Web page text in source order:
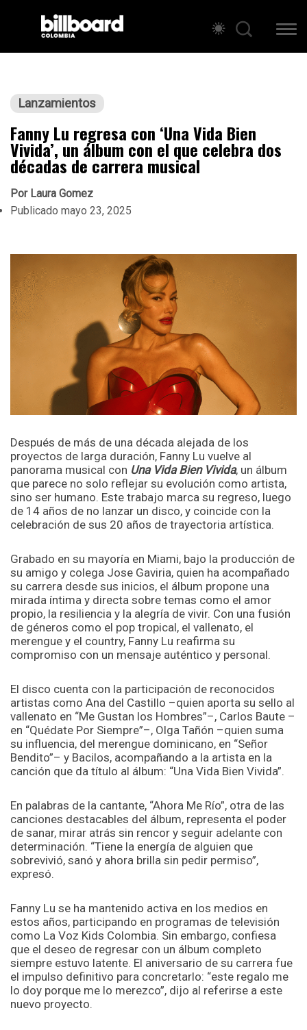
Lanzamientos
Fanny Lu regresa con ‘Una Vida Bien
Vivida’, un álbum con el que celebra dos
décadas de carrera musical
PorLaura Gomez
Publicado mayo 23, 2025
Después de más de una década alejada de los
proyectos de larga duración, Fanny Lu vuelve al
panorama musical con Una Vida Bien Vivida, un álbum
que parece no solo reflejar su evolución como artista,
sino ser humano. Este trabajo marca su regreso, luego
de 14 años de no lanzar un disco, y coincide con la
celebración de sus 20 años de trayectoria artística.
Grabado en su mayoría en Miami, bajo la producción de
su amigo y colega Jose Gaviria, quien ha acompañado
su carrera desde sus inicios, el álbum propone una
mirada íntima y directa sobre temas como el amor
propio, la resiliencia y la alegría de vivir. Con una fusión
de géneros como el pop tropical, el vallenato, el
merengue y el country, Fanny Lu reafirma su
compromiso con un mensaje auténtico y personal.
El disco cuenta con la participación de reconocidos
artistas como Ana del Castillo –quien aporta su sello al
vallenato en “Me Gustan los Hombres”–, Carlos Baute –
en “Quédate Por Siempre”–, Olga Tañón –quien suma
su influencia, del merengue dominicano, en “Señor
Bendito”– y Bacilos, acompañando a la artista en la
canción que da título al álbum: “Una Vida Bien Vivida”.
En palabras de la cantante, “Ahora Me Río”, otra de las
canciones destacables del álbum, representa el poder
de sanar, mirar atrás sin rencor y seguir adelante con
determinación. “Tiene la energía de alguien que
sobrevivió, sanó y ahora brilla sin pedir permiso”,
expresó.
Fanny Lu se ha mantenido activa en los medios en
estos años, participando en programas de televisión
como La Voz Kids Colombia. Sin embargo, confiesa
que el deseo de regresar con un álbum completo
siempre estuvo latente. El aniversario de su carrera fue
el impulso definitivo para concretarlo: “este regalo me
lo doy porque me lo merezco”, dijo al referirse a este
nuevo proyecto.